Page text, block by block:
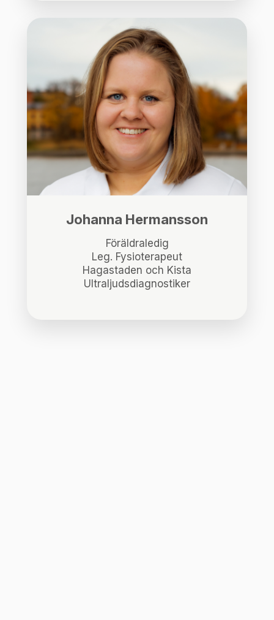
Johanna Hermansson
Föräldraledig
Leg. Fysioterapeut
Hagastaden och Kista
Ultraljudsdiagnostiker